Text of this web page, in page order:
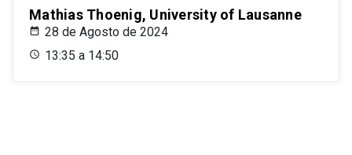
Mathias Thoenig, University of Lausanne
28 de Agosto de 2024
13:35 a 14:50